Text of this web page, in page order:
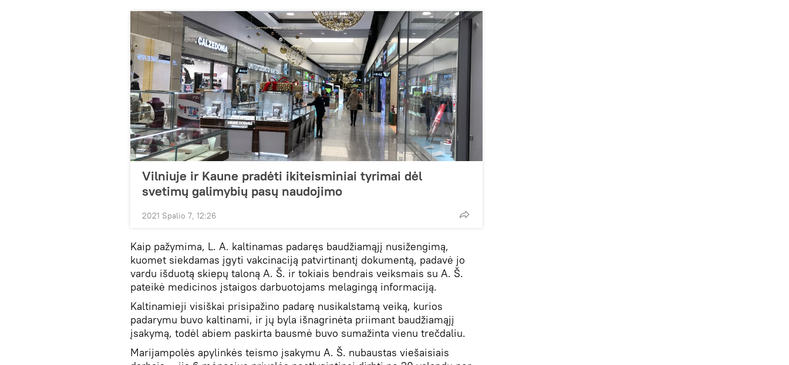
Vilniuje ir Kaune pradėti ikiteisminiai tyrimai dėl
svetimų galimybių pasų naudojimo
2021 Spalio 7, 12:26
Kaip pažymima, L. A. kaltinamas padaręs baudžiamąjį nusižengimą,
kuomet siekdamas įgyti vakcinaciją patvirtinantį dokumentą, padavė jo
vardu išduotą skiepų taloną A. Š. ir tokiais bendrais veiksmais su A. Š.
pateikė medicinos įstaigos darbuotojams melagingą informaciją.
Kaltinamieji visiškai prisipažino padarę nusikalstamą veiką, kurios
padarymu buvo kaltinami, ir jų byla išnagrinėta priimant baudžiamąjį
įsakymą, todėl abiem paskirta bausmė buvo sumažinta vienu trečdaliu.
Marijampolės apylinkės teismo įsakymu A. Š. nubaustas viešaisiais